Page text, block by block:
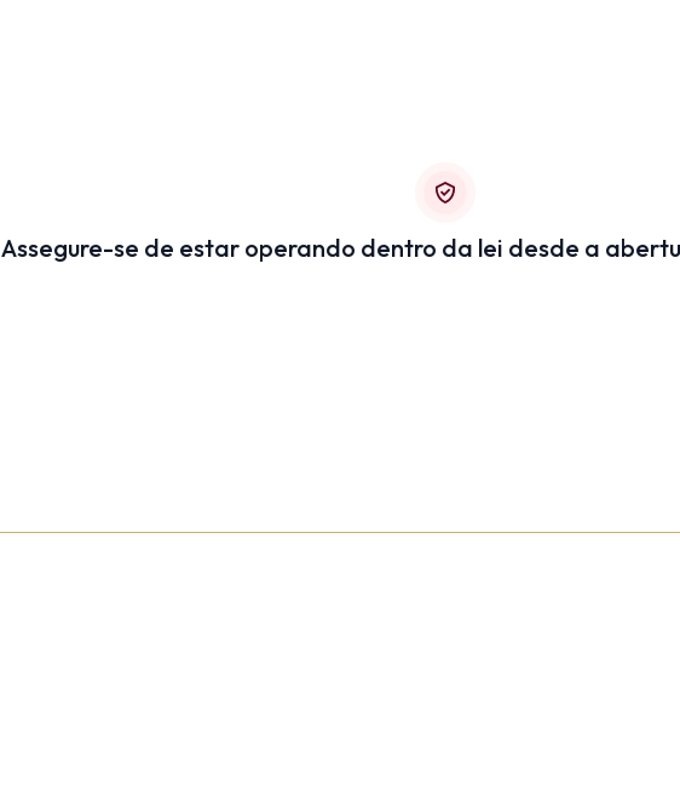
Assegure-se de estar operando dentro da lei desde a